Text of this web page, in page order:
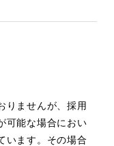
りませんが、採用
可能な場合におい
います。その場合